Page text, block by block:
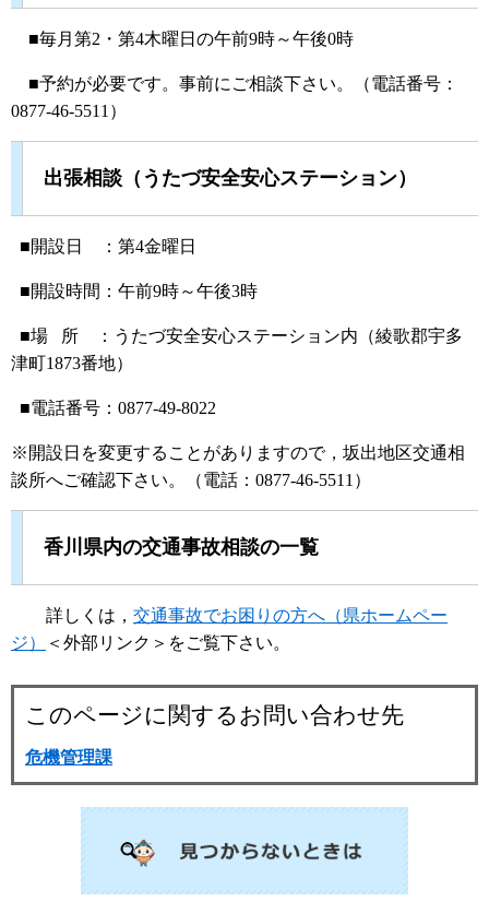
■毎月第2・第4木曜日の午前9時～午後0時
■予約が必要です。事前にご相談下さい。（電話番号：
0877-46-5511）
出張相談（うたづ安全安心ステーション）
■開設日 ：第4金曜日
■開設時間：午前9時～午後3時
■場 所 ：うたづ安全安心ステーション内（綾歌郡宇多
津町1873番地）
■電話番号：0877-49-8022
※開設日を変更することがありますので，坂出地区交通相
談所へご確認下さい。（電話：0877-46-5511）
香川県内の交通事故相談の一覧
詳しくは， 交通事故でお困りの方へ（県ホームペー
ジ）
＜外部リンク＞ をご覧下さい。
このページに関するお問い合わせ先
危機管理課